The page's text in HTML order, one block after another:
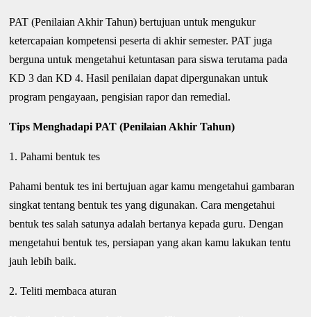
PAT (Penilaian Akhir Tahun) bertujuan untuk mengukur
ketercapaian kompetensi peserta di akhir semester. PAT juga
berguna untuk mengetahui ketuntasan para siswa terutama pada
KD 3 dan KD 4. Hasil penilaian dapat dipergunakan untuk
program pengayaan, pengisian rapor dan remedial.
Tips Menghadapi PAT (Penilaian Akhir Tahun)
1. Pahami bentuk tes
Pahami bentuk tes ini bertujuan agar kamu mengetahui gambaran
singkat tentang bentuk tes yang digunakan. Cara mengetahui
bentuk tes salah satunya adalah bertanya kepada guru. Dengan
mengetahui bentuk tes, persiapan yang akan kamu lakukan tentu
jauh lebih baik.
2. Teliti membaca aturan